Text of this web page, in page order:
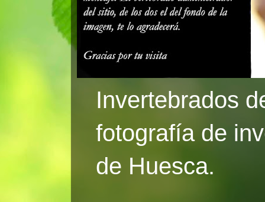
Invertebrados
fotografía de
de Huesca.